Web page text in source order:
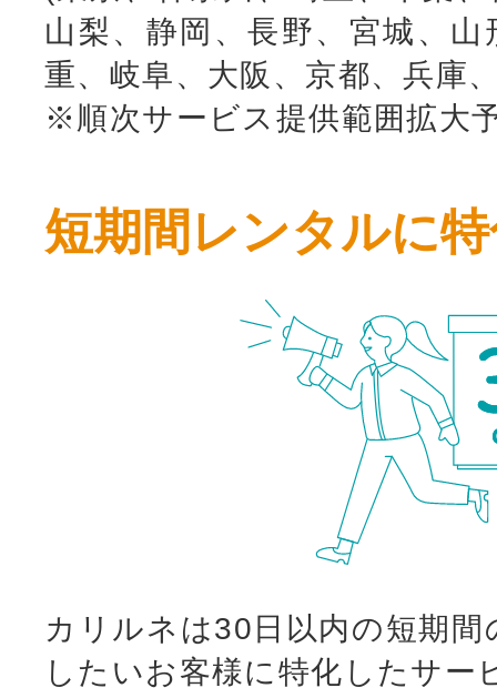
山梨、静岡、長野、宮城、
重、岐阜、大阪、京都、兵庫
※順次サービス提供範囲拡大
短期間レンタルに
カリルネは30日以内の短期
したいお客様に特化したサー